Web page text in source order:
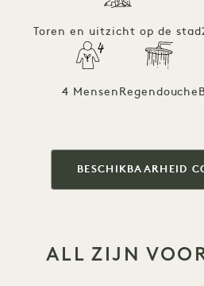
Toren en uitzicht op de stad
4 Mensen Regendouche
BESCHIKBAARHEID
ALL ZIJN